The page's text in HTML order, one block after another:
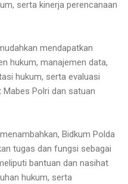
serta kinerja perencanaan
mendapatkan
hukum, manajemen data,
hukum, serta evaluasi
Polri dan satuan
Bidkum Polda
tugas dan fungsi sebagai
bantuan dan nasihat
hukum, serta